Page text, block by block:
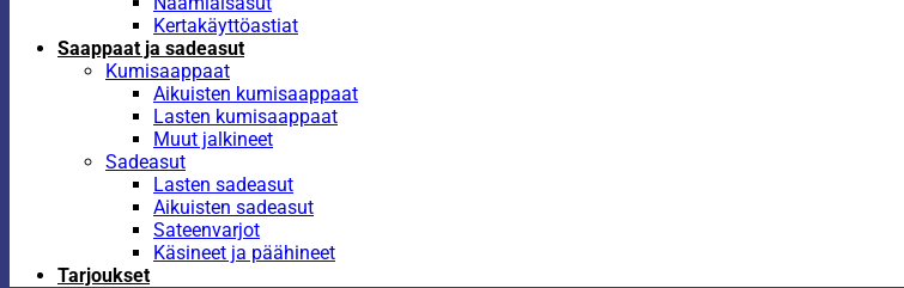
Kertakäyttöastiat
Saappaat ja sadeasut
Kumisaappaat
Aikuisten kumisaappaat
Lasten kumisaappaat
Muut jalkineet
Sadeasut
Lasten sadeasut
Aikuisten sadeasut
Sateenvarjot
Käsineet ja päähineet
Tarjoukset